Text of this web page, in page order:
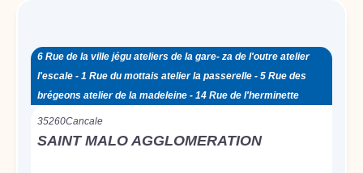
6 Rue de la ville jégu ateliers de la gare- za de l'outre atelier
l'escale - 1 Rue du mottais atelier la passerelle - 5 Rue des
brégeons atelier de la madeleine - 14 Rue de l'herminette
35260Cancale
SAINT MALO AGGLOMERATION